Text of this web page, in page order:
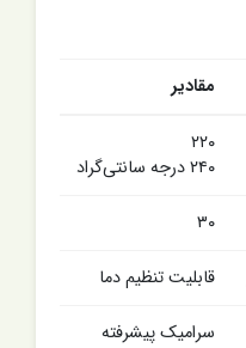
مقادیر
۲۲۰
۲۴۰ درجه سانتی‌گراد
۳۰
قابلیت تنظیم دما
سرامیک پیشرفته